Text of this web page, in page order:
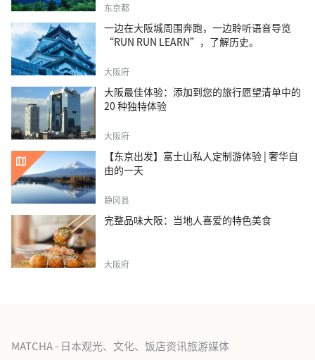
东京都
一边在大阪城周围奔跑，一边聆听语音导览
“RUN RUN LEARN”，了解历史。
大阪府
大阪最佳体验：添加到您的旅行愿望清单中的
20 种独特体验
大阪府
【东京出发】富士山私人定制游体验 | 奢华自
由的一天
静冈县
完整品味大阪：当地人喜爱的特色美食
大阪府
MATCHA - 日本观光、文化、饭店资讯旅游媒体